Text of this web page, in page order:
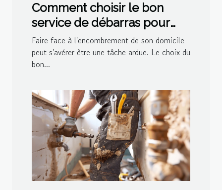
Comment choisir le bon
service de débarras pour
votre domicile
Faire face à l'encombrement de son domicile
peut s'avérer être une tâche ardue. Le choix du
bon...